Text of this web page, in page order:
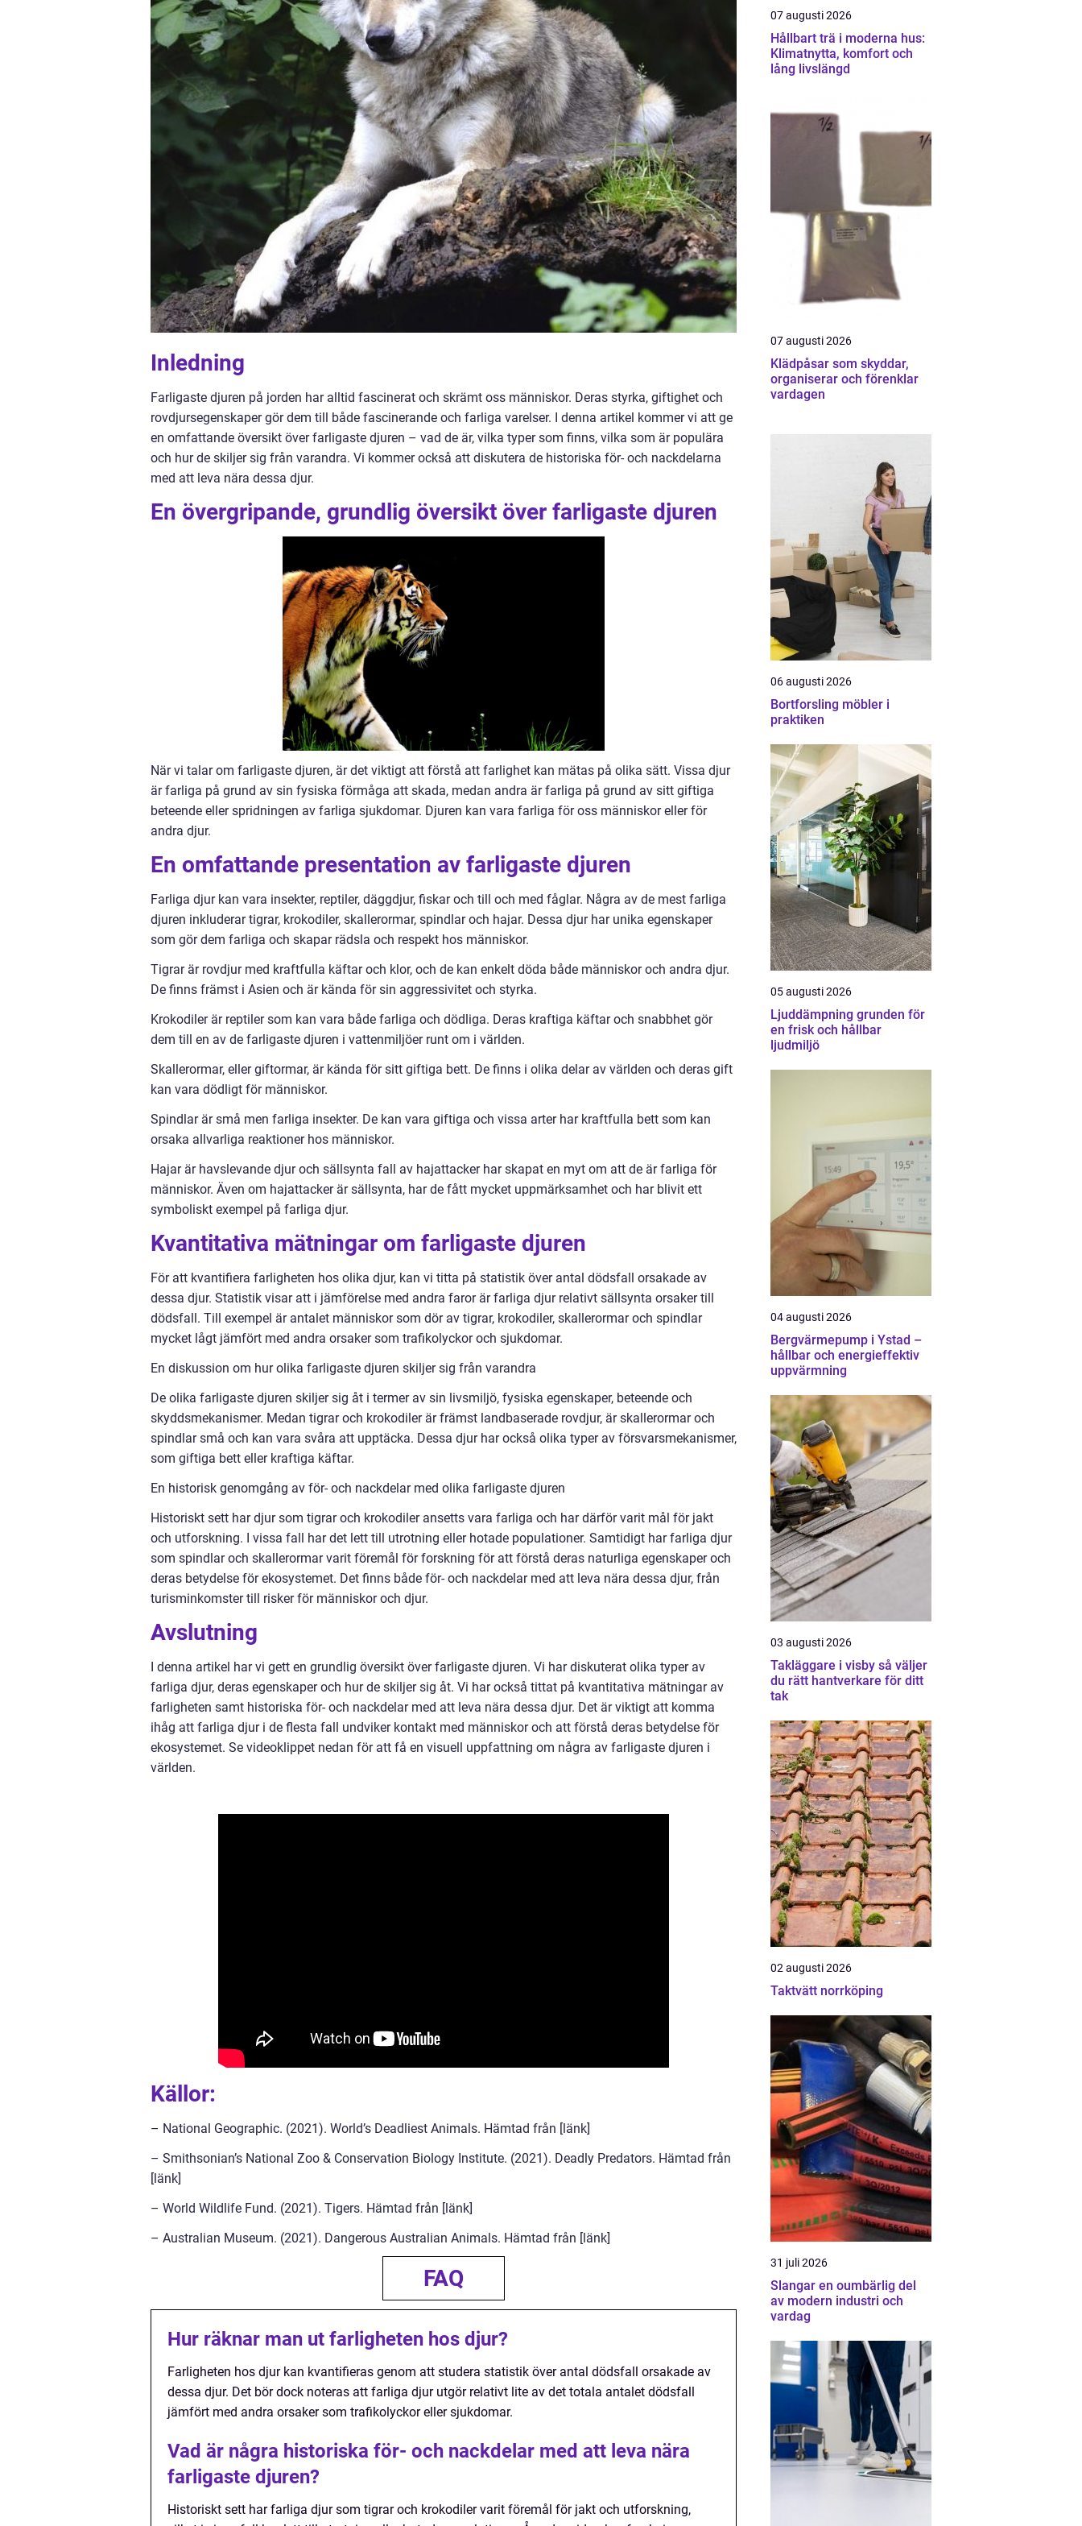
Inledning
Farligaste djuren på jorden har alltid fascinerat och skrämt oss människor. Deras styrka, giftighet och
rovdjursegenskaper gör dem till både fascinerande och farliga varelser. I denna artikel kommer vi att ge
en omfattande översikt över farligaste djuren – vad de är, vilka typer som finns, vilka som är populära
och hur de skiljer sig från varandra. Vi kommer också att diskutera de historiska för- och nackdelarna
med att leva nära dessa djur.
En övergripande, grundlig översikt över farligaste djuren
När vi talar om farligaste djuren, är det viktigt att förstå att farlighet kan mätas på olika sätt. Vissa djur
är farliga på grund av sin fysiska förmåga att skada, medan andra är farliga på grund av sitt giftiga
beteende eller spridningen av farliga sjukdomar. Djuren kan vara farliga för oss människor eller för
andra djur.
En omfattande presentation av farligaste djuren
Farliga djur kan vara insekter, reptiler, däggdjur, fiskar och till och med fåglar. Några av de mest farliga
djuren inkluderar tigrar, krokodiler, skallerormar, spindlar och hajar. Dessa djur har unika egenskaper
som gör dem farliga och skapar rädsla och respekt hos människor.
Tigrar är rovdjur med kraftfulla käftar och klor, och de kan enkelt döda både människor och andra djur.
De finns främst i Asien och är kända för sin aggressivitet och styrka.
Krokodiler är reptiler som kan vara både farliga och dödliga. Deras kraftiga käftar och snabbhet gör
dem till en av de farligaste djuren i vattenmiljöer runt om i världen.
Skallerormar, eller giftormar, är kända för sitt giftiga bett. De finns i olika delar av världen och deras gift
kan vara dödligt för människor.
Spindlar är små men farliga insekter. De kan vara giftiga och vissa arter har kraftfulla bett som kan
orsaka allvarliga reaktioner hos människor.
Hajar är havslevande djur och sällsynta fall av hajattacker har skapat en myt om att de är farliga för
människor. Även om hajattacker är sällsynta, har de fått mycket uppmärksamhet och har blivit ett
symboliskt exempel på farliga djur.
Kvantitativa mätningar om farligaste djuren
För att kvantifiera farligheten hos olika djur, kan vi titta på statistik över antal dödsfall orsakade av
dessa djur. Statistik visar att i jämförelse med andra faror är farliga djur relativt sällsynta orsaker till
dödsfall. Till exempel är antalet människor som dör av tigrar, krokodiler, skallerormar och spindlar
mycket lågt jämfört med andra orsaker som trafikolyckor och sjukdomar.
En diskussion om hur olika farligaste djuren skiljer sig från varandra
De olika farligaste djuren skiljer sig åt i termer av sin livsmiljö, fysiska egenskaper, beteende och
skyddsmekanismer. Medan tigrar och krokodiler är främst landbaserade rovdjur, är skallerormar och
spindlar små och kan vara svåra att upptäcka. Dessa djur har också olika typer av försvarsmekanismer,
som giftiga bett eller kraftiga käftar.
En historisk genomgång av för- och nackdelar med olika farligaste djuren
Historiskt sett har djur som tigrar och krokodiler ansetts vara farliga och har därför varit mål för jakt
och utforskning. I vissa fall har det lett till utrotning eller hotade populationer. Samtidigt har farliga djur
som spindlar och skallerormar varit föremål för forskning för att förstå deras naturliga egenskaper och
deras betydelse för ekosystemet. Det finns både för- och nackdelar med att leva nära dessa djur, från
turisminkomster till risker för människor och djur.
Avslutning
I denna artikel har vi gett en grundlig översikt över farligaste djuren. Vi har diskuterat olika typer av
farliga djur, deras egenskaper och hur de skiljer sig åt. Vi har också tittat på kvantitativa mätningar av
farligheten samt historiska för- och nackdelar med att leva nära dessa djur. Det är viktigt att komma
ihåg att farliga djur i de flesta fall undviker kontakt med människor och att förstå deras betydelse för
ekosystemet. Se videoklippet nedan för att få en visuell uppfattning om några av farligaste djuren i
världen.
Källor:
– National Geographic. (2021). World’s Deadliest Animals. Hämtad från [länk]
– Smithsonian’s National Zoo & Conservation Biology Institute. (2021). Deadly Predators. Hämtad från
[länk]
– World Wildlife Fund. (2021). Tigers. Hämtad från [länk]
– Australian Museum. (2021). Dangerous Australian Animals. Hämtad från [länk]
FAQ
Hur räknar man ut farligheten hos djur?
Farligheten hos djur kan kvantifieras genom att studera statistik över antal dödsfall orsakade av
dessa djur. Det bör dock noteras att farliga djur utgör relativt lite av det totala antalet dödsfall
jämfört med andra orsaker som trafikolyckor eller sjukdomar.
Vad är några historiska för- och nackdelar med att leva nära
farligaste djuren?
Historiskt sett har farliga djur som tigrar och krokodiler varit föremål för jakt och utforskning,
07 augusti 2026
Hållbart trä i moderna hus:
Klimatnytta, komfort och
lång livslängd
07 augusti 2026
Klädpåsar som skyddar,
organiserar och förenklar
vardagen
06 augusti 2026
Bortforsling möbler i
praktiken
05 augusti 2026
Ljuddämpning grunden för
en frisk och hållbar
ljudmiljö
04 augusti 2026
Bergvärmepump i Ystad –
hållbar och energieffektiv
uppvärmning
03 augusti 2026
Takläggare i visby så väljer
du rätt hantverkare för ditt
tak
02 augusti 2026
Taktvätt norrköping
31 juli 2026
Slangar en oumbärlig del
av modern industri och
vardag